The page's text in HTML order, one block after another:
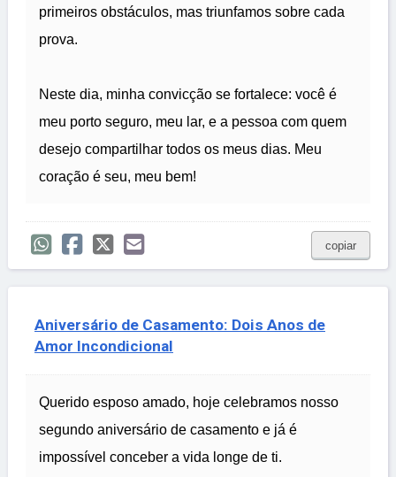
primeiros obstáculos, mas triunfamos sobre cada
prova.
Neste dia, minha convicção se fortalece: você é
meu porto seguro, meu lar, e a pessoa com quem
desejo compartilhar todos os meus dias. Meu
coração é seu, meu bem!
copiar
Aniversário de Casamento: Dois Anos de
Amor Incondicional
Querido esposo amado, hoje celebramos nosso
segundo aniversário de casamento e já é
impossível conceber a vida longe de ti.